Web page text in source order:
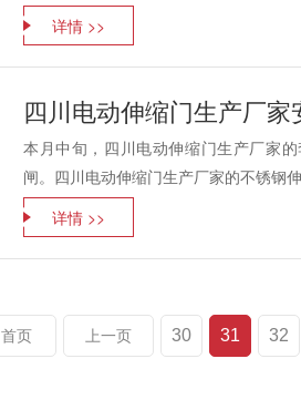
详情 >>
四川电动伸缩门生产厂
本月中旬，四川电动伸缩门生产厂家
闸。四川电动伸缩门生产厂家的不锈钢
详情 >>
首页 上一页 30 31 32